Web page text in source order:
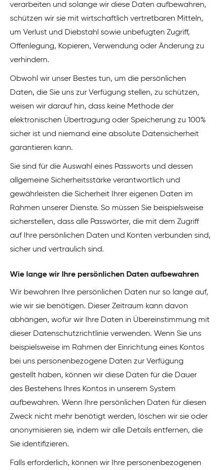
verarbeiten und solange wir diese Daten aufbewahren,
schützen wir sie mit wirtschaftlich vertretbaren Mitteln,
um Verlust und Diebstahl sowie unbefugten Zugriff,
Offenlegung, Kopieren, Verwendung oder Änderung zu
verhindern.
Obwohl wir unser Bestes tun, um die persönlichen
Daten, die Sie uns zur Verfügung stellen, zu schützen,
weisen wir darauf hin, dass keine Methode der
elektronischen Übertragung oder Speicherung zu 100%
sicher ist und niemand eine absolute Datensicherheit
garantieren kann.
Sie sind für die Auswahl eines Passworts und dessen
allgemeine Sicherheitsstärke verantwortlich und
gewährleisten die Sicherheit Ihrer eigenen Daten im
Rahmen unserer Dienste. So müssen Sie beispielsweise
sicherstellen, dass alle Passwörter, die mit dem Zugriff
auf Ihre persönlichen Daten und Konten verbunden sind,
sicher und vertraulich sind.
Wie lange wir Ihre persönlichen Daten aufbewahren
Wir bewahren Ihre persönlichen Daten nur so lange auf,
wie wir sie benötigen. Dieser Zeitraum kann davon
abhängen, wofür wir Ihre Daten in Übereinstimmung mit
dieser Datenschutzrichtlinie verwenden. Wenn Sie uns
beispielsweise im Rahmen der Einrichtung eines Kontos
bei uns personenbezogene Daten zur Verfügung
gestellt haben, können wir diese Daten für die Dauer
des Bestehens Ihres Kontos in unserem System
aufbewahren. Wenn Ihre persönlichen Daten für diesen
Zweck nicht mehr benötigt werden, löschen wir sie oder
anonymisieren sie, indem wir alle Details entfernen, die
Sie identifizieren.
Falls erforderlich, können wir Ihre personenbezogenen